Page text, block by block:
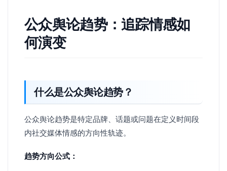
公众舆论趋势：追踪情感如
何演变
什么是公众舆论趋势？
公众舆论趋势是特定品牌、话题或问题在定义时间段
内社交媒体情感的方向性轨迹。
趋势方向公式：